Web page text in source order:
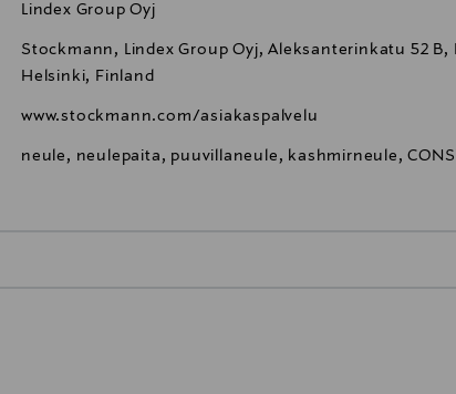
Lindex Group Oyj
Stockmann, Lindex Group Oyj, Aleksanterinkatu 52 B,
Helsinki, Finland
www.stockmann.com/asiakaspalvelu
neule, neulepaita, puuvillaneule, kashmirneule,